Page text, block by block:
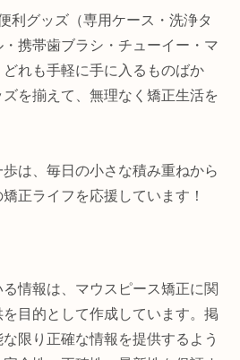
利グッズ（専用ケース・洗浄タ
携帯歯ブラシ・チューイー・マ
れも手軽に手に入るものばか
を揃えて、無理なく矯正生活を
は、毎日の小さな積み重ねから
正ライフを応援しています！
情報は、マウスピース矯正に関
目的として作成しています。掲
限り正確な情報を提供するよう